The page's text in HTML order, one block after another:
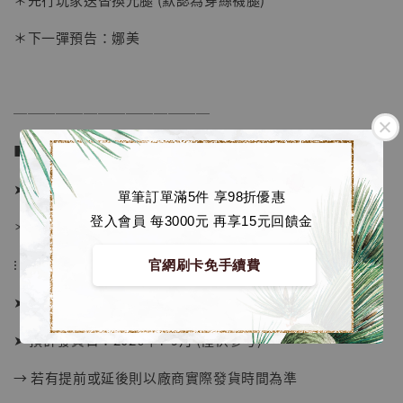
單筆訂單滿5件 享98折優惠
登入會員 每3000元 再享15元回饋金
官網刷卡免手續費
＊下一彈預告：娜美
──────────────
■ 販售資訊：
➤ 價格 5880元 (訂金2980)
＊ 國際運費另計
⁝
➤ 預購截止日：待工作室通知
➤ 預計發貨日：2026年7-9月 (僅供參考)
→ 若有提前或延後則以廠商實際發貨時間為準